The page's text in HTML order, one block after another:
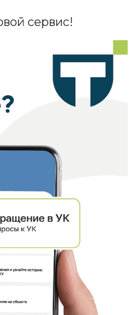
сервис!